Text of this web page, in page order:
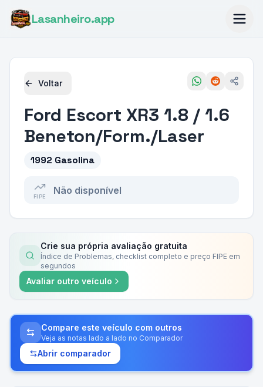
Lasanheiro.app
Voltar
Ford Escort XR3 1.8 / 1.6
Beneton/Form./Laser
1992 Gasolina
FIPE
Não disponível
Crie sua própria avaliação gratuita
Índice de Problemas, checklist completo e preço FIPE em
segundos
Avaliar outro veículo
Compare este veículo com outros
Veja as notas lado a lado no Comparador
Abrir comparador